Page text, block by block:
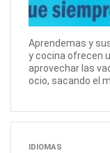
Aprendemas y
y cocina ofrecen
aprovechar las
ocio, sacando el
IDIOMAS